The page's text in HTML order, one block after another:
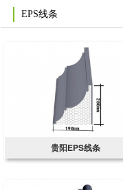
EPS线条
贵阳EPS线条